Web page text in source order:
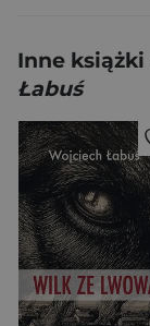
Inne książki
Łabuś